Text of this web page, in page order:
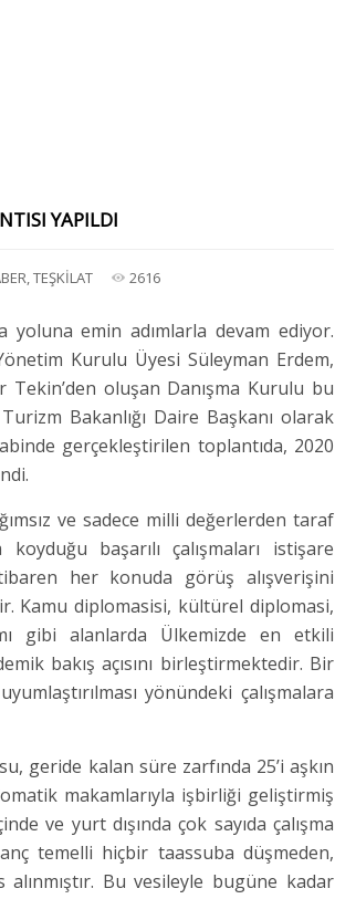
YAPILDI
,TEŞKİLAT 2616
yoluna emin adımlarla devam ediyor.
Kurulu Üyesi Süleyman Erdem,
Tekin’den oluşan Danışma Kurulu bu
Bakanlığı Daire Başkanı olarak
gerçekleştirilen toplantıda, 2020
ve sadece milli değerlerden taraf
başarılı çalışmaları istişare
her konuda görüş alışverişini
Kamu diplomasisi, kültürel diplomasi,
gibi alanlarda Ülkemizde en etkili
bakış açısını birleştirmektedir. Bir
yönündeki çalışmalara
geride kalan süre zarfında 25’i aşkın
makamlarıyla işbirliği geliştirmiş
ve yurt dışında çok sayıda çalışma
temelli hiçbir taassuba düşmeden,
Bu vesileyle bugüne kadar